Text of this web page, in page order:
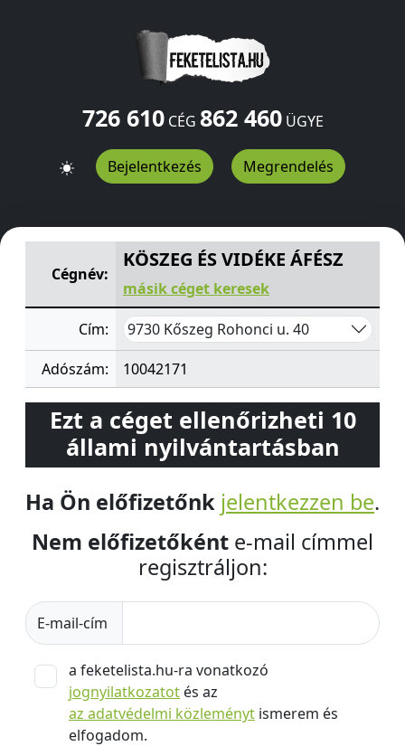
726 610CÉG 862 460ÜGYE
Bejelentkezés Megrendelés
KÖSZEG ÉS VIDÉKE ÁFÉSZ Rohonci u. 40Kőszeg
Cégnév:
KÖSZEG ÉS VIDÉKE ÁFÉSZ
másik céget keresek
Cím: 9730 Kőszeg Rohonci u. 40
Adószám: 10042171
Ezt a céget ellenőrizheti 10
állami nyilvántartásban
Ha Ön előfizetőnk jelentkezzen be.
Nem előfizetőként e-mail címmel
regisztráljon:
E-mail-cím
a feketelista.hu-ra vonatkozó
jognyilatkozatot és az
az adatvédelmi közleményt ismerem és
elfogadom.